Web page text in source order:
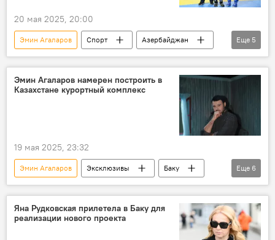
российский фигурист Евгений Плющенко
Парни из Баку
Анар Мамедханов
Тимур Вайнштейн
Муслим Магомаев
Музыка
20 мая 2025, 20:00
Эмин Агаларов Спорт
Азербайджан
Чемпионат мира
Лейла Алиева
Кунг-фу
Еще 5
Эмин Агаларов намерен построить в
Казахстане курортный комплекс
19 мая 2025, 23:32
Эмин Агаларов Эксклюзивы
Баку
Азербайджан
Казахстан
Пляж
Курорт
Отдых Туризм
Еще 6
Яна Рудковская прилетела в Баку для
реализации нового проекта